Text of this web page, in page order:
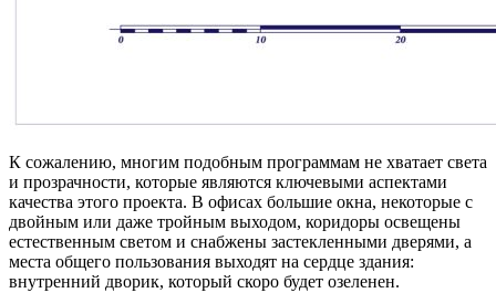
К сожалению, многим подобным программам не хватает света
и прозрачности, которые являются ключевыми аспектами
качества этого проекта. В офисах большие окна, некоторые с
двойным или даже тройным выходом, коридоры освещены
естественным светом и снабжены застекленными дверями, а
места общего пользования выходят на сердце здания:
внутренний дворик, который скоро будет озеленен.